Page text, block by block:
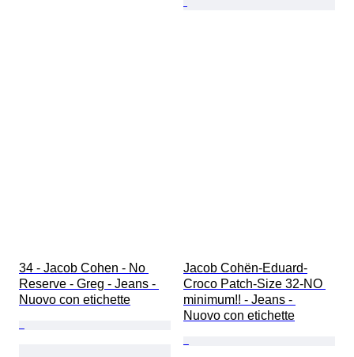
34 - Jacob Cohen - No
Reserve - Greg - Jeans -
Nuovo con etichette
Jacob Cohën-Eduard-
Croco Patch-Size 32-NO
minimum!! - Jeans -
Nuovo con etichette